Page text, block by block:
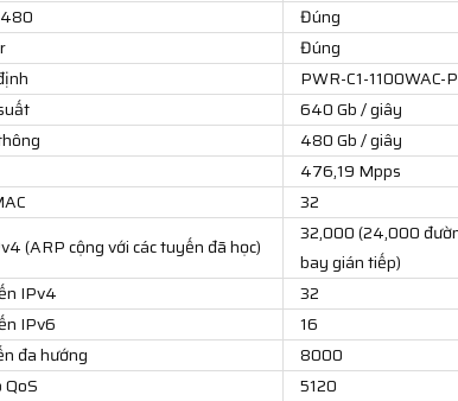
Đúng
Đúng
PWR-C1-1100WAC-P
640 Gb / giây
480 Gb / giây
476,19 Mpps
32
(ARP cộng với các tuyến đã học)
32,000 (24,000
bay gián tiếp)
IPv4
32
IPv6
16
đa hướng
8000
QoS
5120